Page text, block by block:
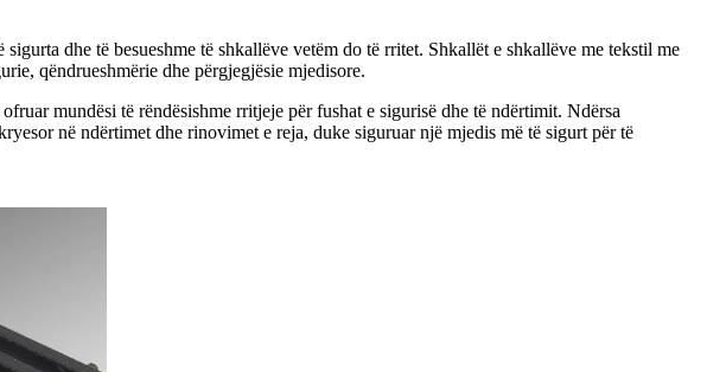
dhe të besueshme të shkallëve vetëm do të rritet. Shkallët e shkallëve me tekstil me
qëndrueshmërie dhe përgjegjësie mjedisore.
mundësi të rëndësishme rritjeje për fushat e sigurisë dhe të ndërtimit. Ndërsa
në ndërtimet dhe rinovimet e reja, duke siguruar një mjedis më të sigurt për të